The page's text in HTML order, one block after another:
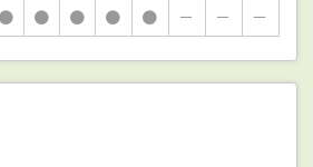
● ● ● ● ● － － －